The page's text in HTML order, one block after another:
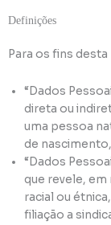
Definições
Para os fins
“Dados
direta ou
uma pessoa
de
“Dados
que revele, em
racial ou
filiação a